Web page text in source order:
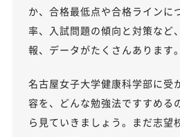
か、合格最低点や合格ラインに
率、入試問題の傾向と対策など
報、データがたくさんあります。
名古屋女子大学健康科学部に受
容を、どんな勉強法ですすめる
ら見ていきましょう。まだ志望